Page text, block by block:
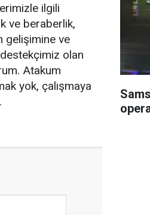
ilgili
ve beraberlik,
gelişimine ve
olan
Atakum
yok, çalışmaya